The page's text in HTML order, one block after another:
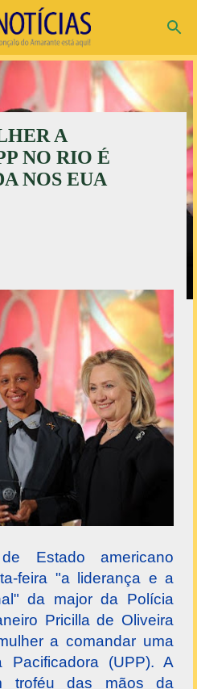
principal
A
NO RIO É
NOS EUA
Estado americano
feira "a liderança e a
da major da Polícia
Pricilla de Oliveira
a comandar uma
Pacificadora (UPP). A
troféu das mãos da